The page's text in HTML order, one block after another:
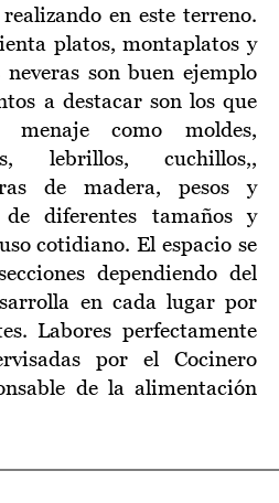
en este terreno.
platos, montaplatos y
son buen ejemplo
a destacar son los que
como moldes,
lebrillos, cuchillos,,
de madera, pesos y
de diferentes tamaños y
cotidiano. El espacio se
dependiendo del
en cada lugar por
Labores perfectamente
por el Cocinero
de la alimentación